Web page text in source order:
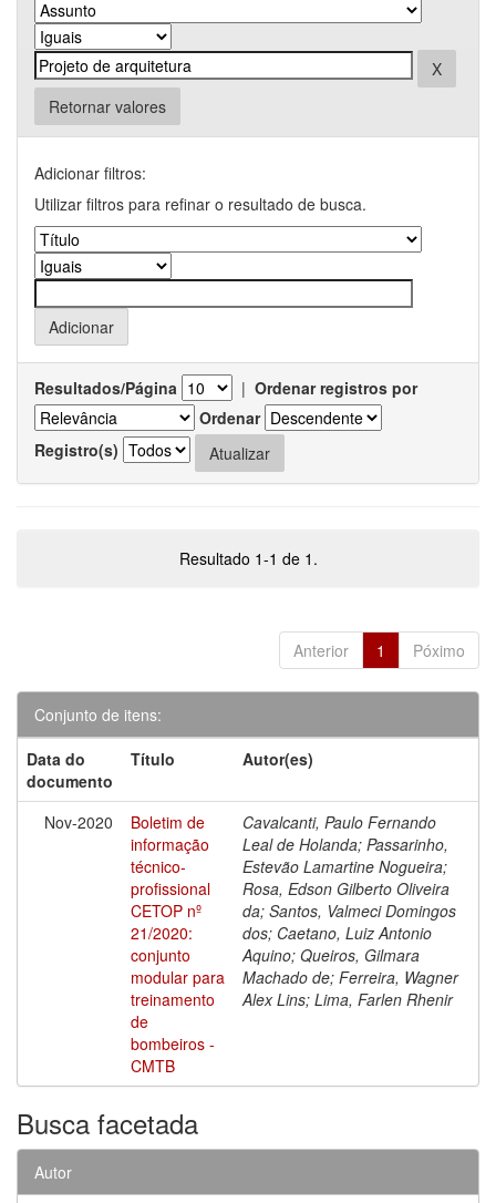
Retornar valores
Adicionar filtros:
Utilizar filtros para refinar o resultado de busca.
Resultados/Página | Ordenar registros por
Ordenar
Registro(s)
Resultado 1-1 de 1.
Anterior 1 Póximo
Conjunto de itens:
Data do
documento
Título Autor(es)
Nov-2020
Boletim de
informação
técnico-
profissional
CETOP nº
21/2020:
conjunto
modular para
treinamento
de
bombeiros -
CMTB
Cavalcanti, Paulo Fernando
Leal de Holanda; Passarinho,
Estevão Lamartine Nogueira;
Rosa, Edson Gilberto Oliveira
da; Santos, Valmeci Domingos
dos; Caetano, Luiz Antonio
Aquino; Queiros, Gilmara
Machado de; Ferreira, Wagner
Alex Lins; Lima, Farlen Rhenir
Busca facetada
Autor